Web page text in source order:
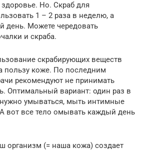
Но. Скраб для
1 – 2 раза в неделю, а
Можете чередовать
и скраба.
скрабирующих веществ
пользу коже. По последним
рекомендуют не принимать
Оптимальный вариант: один раз в
умываться, мыть интимные
А вот все тело омывать каждый день
организм (= наша кожа) создает